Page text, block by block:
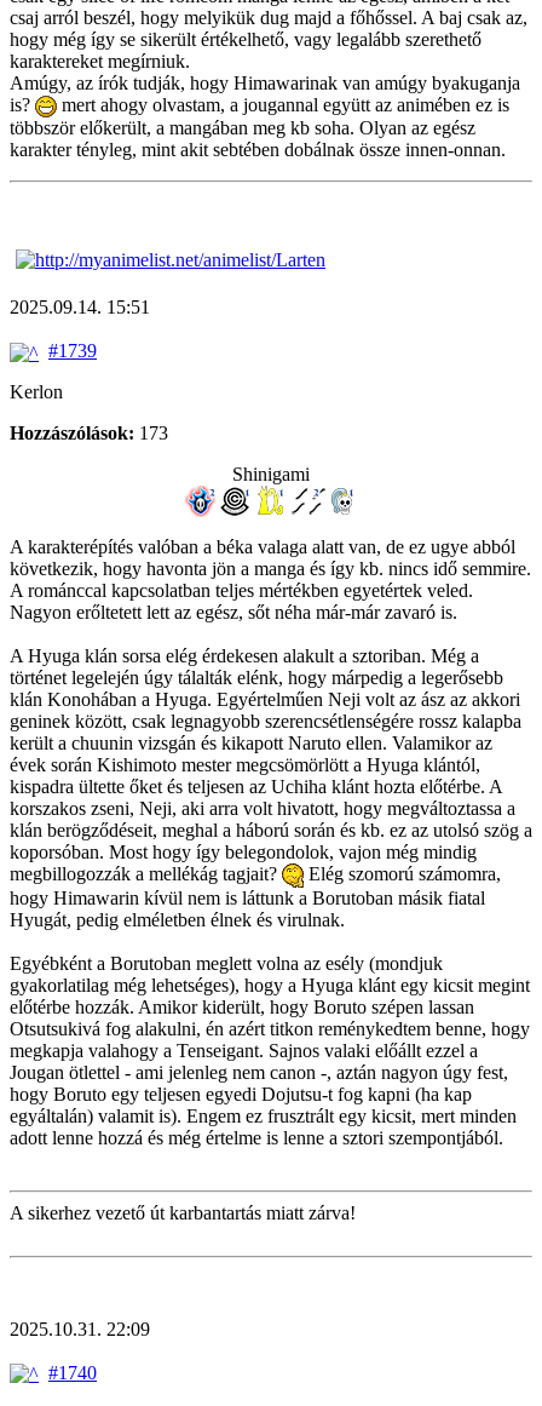
csaj arról beszél, hogy melyikük dug majd a főhőssel. A baj csak az,
hogy még így se sikerült értékelhető, vagy legalább szerethető
karaktereket megírniuk.
Amúgy, az írók tudják, hogy Himawarinak van amúgy byakuganja
is?
mert ahogy olvastam, a jougannal együtt az animében ez is
többször előkerült, a mangában meg kb soha. Olyan az egész
karakter tényleg, mint akit sebtében dobálnak össze innen-onnan.
2025.09.14. 15:51
#1739
Kerlon
Hozzászólások: 173
Shinigami
A karakterépítés valóban a béka valaga alatt van, de ez ugye abból
következik, hogy havonta jön a manga és így kb. nincs idő semmire.
A románccal kapcsolatban teljes mértékben egyetértek veled.
Nagyon erőltetett lett az egész, sőt néha már-már zavaró is.
A Hyuga klán sorsa elég érdekesen alakult a sztoriban. Még a
történet legelején úgy tálalták elénk, hogy márpedig a legerősebb
klán Konohában a Hyuga. Egyértelműen Neji volt az ász az akkori
geninek között, csak legnagyobb szerencsétlenségére rossz kalapba
került a chuunin vizsgán és kikapott Naruto ellen. Valamikor az
évek során Kishimoto mester megcsömörlött a Hyuga klántól,
kispadra ültette őket és teljesen az Uchiha klánt hozta előtérbe. A
korszakos zseni, Neji, aki arra volt hivatott, hogy megváltoztassa a
klán berögződéseit, meghal a háború során és kb. ez az utolsó szög a
koporsóban. Most hogy így belegondolok, vajon még mindig
megbillogozzák a mellékág tagjait?
Elég szomorú számomra,
hogy Himawarin kívül nem is láttunk a Borutoban másik fiatal
Hyugát, pedig elméletben élnek és virulnak.
Egyébként a Borutoban meglett volna az esély (mondjuk
gyakorlatilag még lehetséges), hogy a Hyuga klánt egy kicsit megint
előtérbe hozzák. Amikor kiderült, hogy Boruto szépen lassan
Otsutsukivá fog alakulni, én azért titkon reménykedtem benne, hogy
megkapja valahogy a Tenseigant. Sajnos valaki előállt ezzel a
Jougan ötlettel - ami jelenleg nem canon -, aztán nagyon úgy fest,
hogy Boruto egy teljesen egyedi Dojutsu-t fog kapni (ha kap
egyáltalán) valamit is). Engem ez frusztrált egy kicsit, mert minden
adott lenne hozzá és még értelme is lenne a sztori szempontjából.
A sikerhez vezető út karbantartás miatt zárva!
2025.10.31. 22:09
#1740